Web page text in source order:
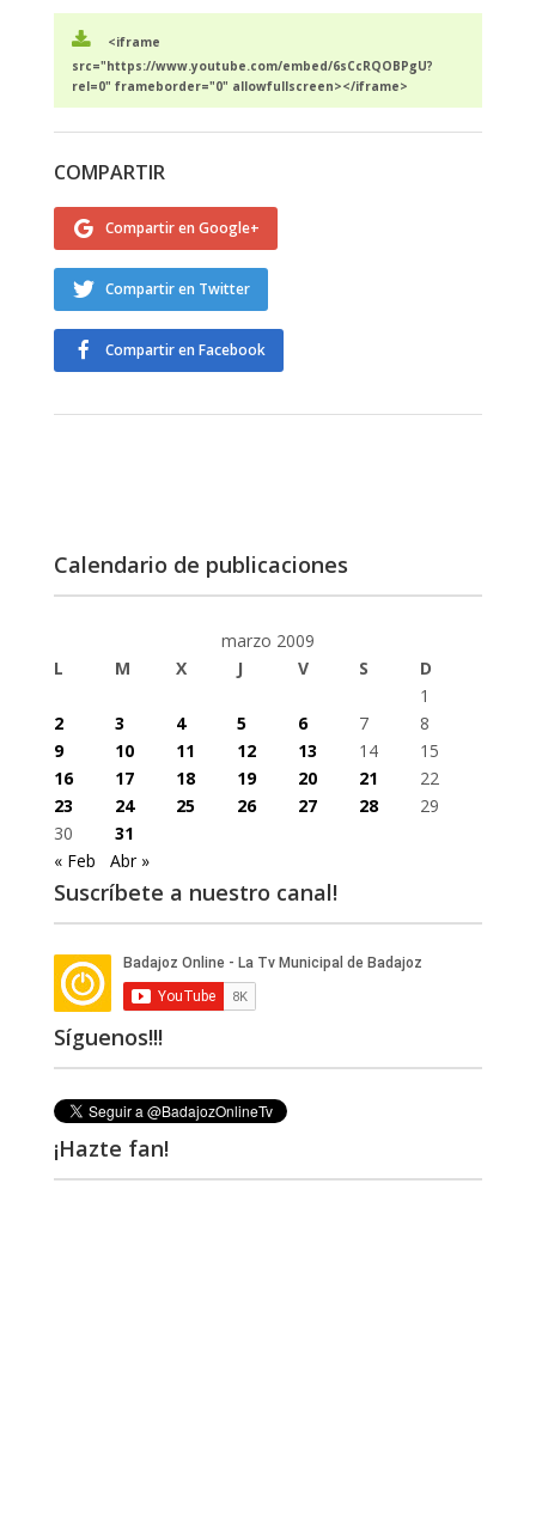
<iframe
src="https://www.youtube.com/embed/6sCcRQOBPgU?
rel=0" frameborder="0" allowfullscreen></iframe>
COMPARTIR
Compartir en Google+
Compartir en Twitter
Compartir en Facebook
Calendario de publicaciones
marzo 2009
L
M X J V S
D
1
2
3 4 5 6 7
8
9
10 11 12 13 14
15
16
17 18 19 20 21
22
23
24 25 26 27 28
29
30
31
« Feb
Abr »
Suscríbete a nuestro canal!
Síguenos!!!
¡Hazte fan!